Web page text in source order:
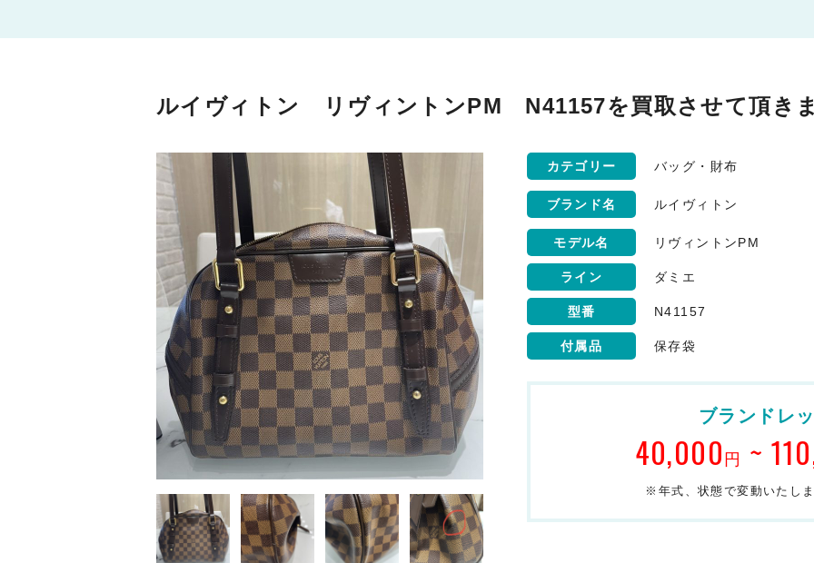
ルイヴィトン リヴィントンPM N41157を買取させて頂き
カテゴリー バッグ・財布
ブランド名 ルイヴィトン
モデル名 リヴィントンPM
ライン ダミエ
型番 N41157
付属品 保存袋
ブランドレ
40,000 円 ~
※年式、状態で変動いたし